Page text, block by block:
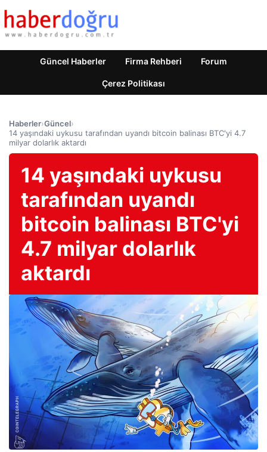
Güncel Haberler Firma Rehberi Forum
Çerez Politikası
Haberler›Güncel›
14 yaşındaki uykusu tarafından uyandı bitcoin balinası BTC'yi 4.7
milyar dolarlık aktardı
14 yaşındaki uykusu
tarafından uyandı
bitcoin balinası BTC'yi
4.7 milyar dolarlık
aktardı